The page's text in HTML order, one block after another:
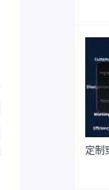
定制